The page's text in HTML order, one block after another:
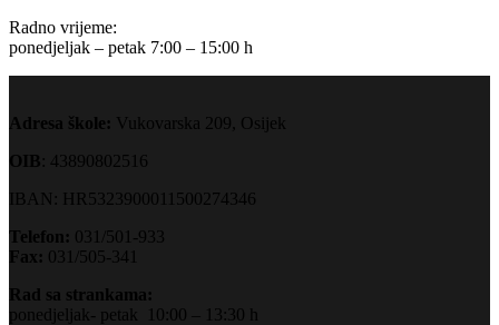
Radno vrijeme:
ponedjeljak – petak 7:00 – 15:00 h
Adresa škole: Vukovarska 209, Osijek
OIB: 43890802516
IBAN: HR5323900011500274346
Telefon: 031/501-933
Fax: 031/505-341
Rad sa strankama:
ponedjeljak- petak 10:00 – 13:30 h